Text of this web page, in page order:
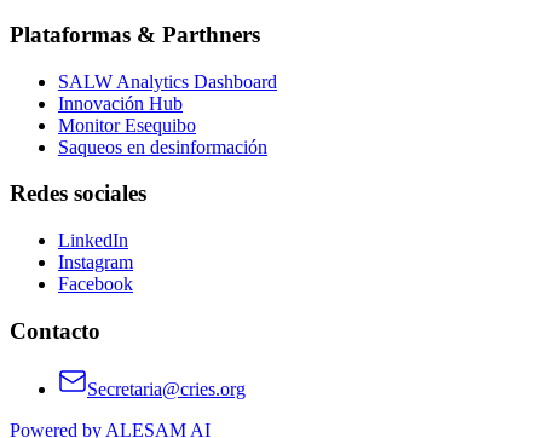
Plataformas & Parthners
SALW Analytics Dashboard
Innovación Hub
Monitor Esequibo
Saqueos en desinformación
Redes sociales
LinkedIn
Instagram
Facebook
Contacto
Secretaria@cries.org
Powered by ALESAM AI